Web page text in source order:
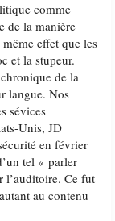
comme
de la manière
effet que les
et la stupeur.
de la
langue. Nos
sévices
Unis, JD
en février
tel « parler
l’auditoire. Ce fut
au contenu